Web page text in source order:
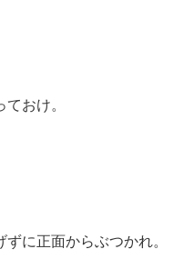
おけ。
に正面からぶつかれ。